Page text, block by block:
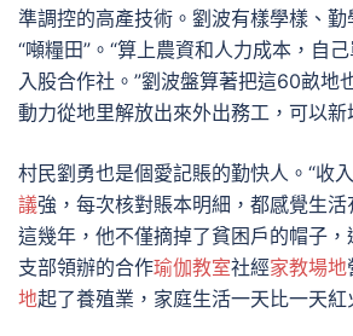
準調控的高產技術。劉波有樣學樣、勤
“噸糧田”。“算上農資和人力成本，自
入股合作社。”劉波盤算著把這60畝地
動力從地里解放出來外出務工，可以新
村民劉勇也是個愛記賬的勤快人。“收
議強，每次核對賬本明細，都感覺生活
這幾年，他不僅摘掉了貧困戶的帽子
支部領辦的合作瑜伽教室社經家教場地
地起了養殖業，家庭生活一天比一天紅